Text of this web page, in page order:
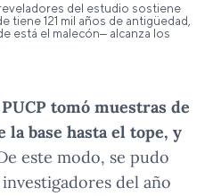
del estudio sostiene
tiene 121 mil años de antigüedad,
está el malecón– alcanza los
tomó muestras de
la base hasta el tope, y
este modo, se pudo
del año